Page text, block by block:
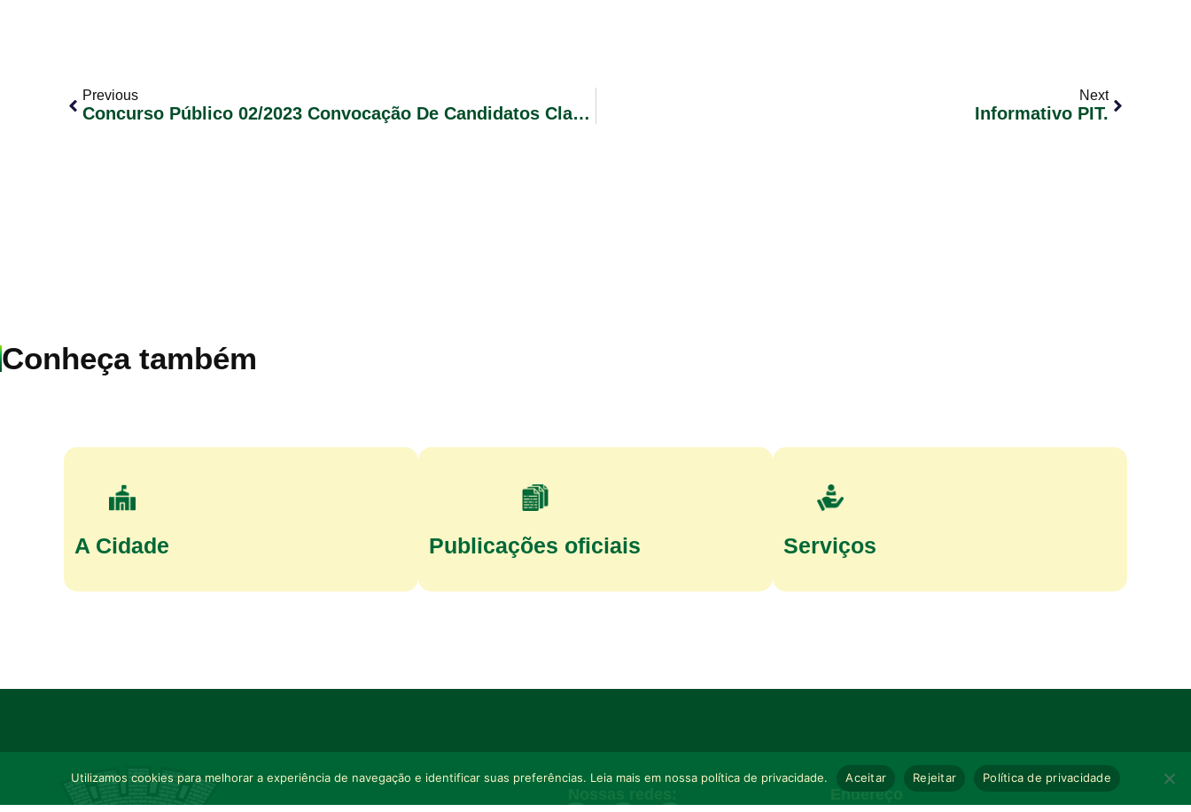
Previous
Concurso Público 02/2023 Convocação De Candidatos Classificados Edital Nº 32
Next
Informativo PIT.
Conheça também
A Cidade Publicações oficiais Serviços
Endereço
Utilizamos cookies para melhorar a experiência de navegação e identificar suas preferências. Leia mais em nossa política de privacidade. Aceitar Rejeitar Política de privacidade